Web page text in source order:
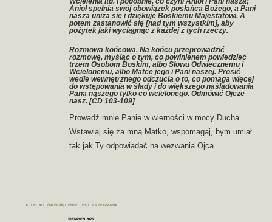
Anioł spełnia swój obowiązek posłańca Bożego, a Pani
nasza uniża się i dziękuje Boskiemu Majestatowi. A
potem zastanowić się [nad tym wszystkim], aby
pożytek jaki wyciągnąć z każdej z tych rzeczy.
Rozmowa końcowa. Na końcu przeprowadzić
rozmowę, myśląc o tym, co powinienem powiedzieć
trzem Osobom Boskim, albo Słowu Odwiecznemu i
Wcielonemu, albo Matce jego i Pani naszej. Prosić
wedle wewnętrznego odczucia o to, co pomaga więcej
do wstępowania w ślady i do większego naśladowania
Pana naszego tylko co wcielonego. Odmówić Ojcze
nasz. [ĆD 103-109]
Prowadź mnie Panie w wierności w mocy Ducha.
Wstawiaj się za mną Matko, wspomagaj, bym umiał
tak jak Ty odpowiadać na wezwania Ojca.
TYLKO ZNIECHĘCENIE JEST PRZEGRANĄ
SIERPIEŃ 2026